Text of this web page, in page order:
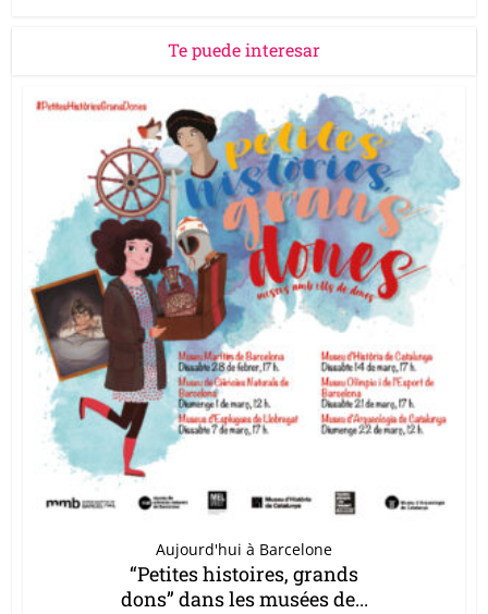
Te puede interesar
Aujourd'hui à Barcelone
“Petites histoires, grands
dons” dans les musées de...